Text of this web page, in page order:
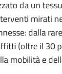
da un
mirati
dalla
(oltre il 30
mobilità e